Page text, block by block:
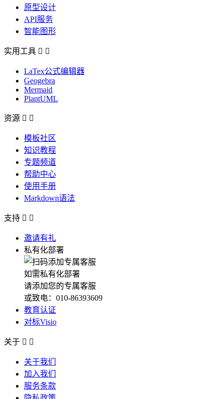
原型设计
API服务
智能图形
实用工具  
LaTex公式编辑器
Geogebra
Mermaid
PlantUML
资源  
模板社区
知识教程
专题频道
帮助中心
使用手册
Markdown语法
支持  
邀请有礼
私有化部署
如需私有化部署
请添加您的专属客服
或致电：010-86393609
教育认证
对标Visio
关于  
关于我们
加入我们
服务条款